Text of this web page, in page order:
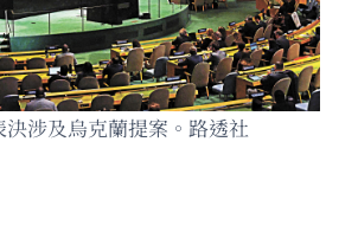
涉及烏克蘭提案。路透社